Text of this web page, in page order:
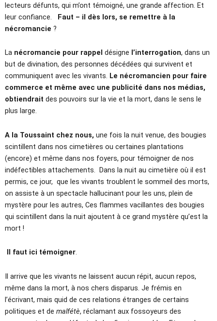
lecteurs défunts, qui m’ont témoigné, une grande affection. Et
leur confiance. Faut – il dès lors, se remettre à la
nécromancie ?
La nécromancie pour rappel désigne l’interrogation, dans un
but de divination, des personnes décédées qui survivent et
communiquent avec les vivants. Le nécromancien pour faire
commerce et même avec une publicité dans nos médias,
obtiendrait des pouvoirs sur la vie et la mort, dans le sens le
plus large.
A la Toussaint chez nous, une fois la nuit venue, des bougies
scintillent dans nos cimetières ou certaines plantations
(encore) et même dans nos foyers, pour témoigner de nos
indéfectibles attachements. Dans la nuit au cimetière où il est
permis, ce jour, que les vivants troublent le sommeil des morts,
on assiste à un spectacle hallucinant pour les uns, plein de
mystère pour les autres, Ces flammes vacillantes des bougies
qui scintillent dans la nuit ajoutent à ce grand mystère qu’est la
mort !
Il faut ici témoigner.
Il arrive que les vivants ne laissent aucun répit, aucun repos,
même dans la mort, à nos chers disparus. Je frémis en
l’écrivant, mais quid de ces relations étranges de certains
politiques et de malfétè, réclamant aux fossoyeurs des